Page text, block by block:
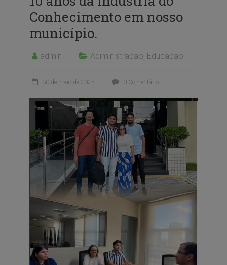
Conhecimento em nosso
município.
admin Adiministração, Educação
30 de maio de 2025 0 Comentário